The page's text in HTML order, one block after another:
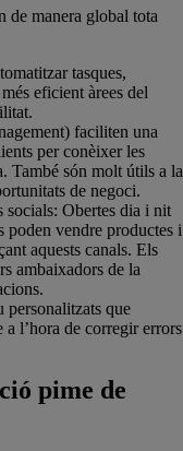
de manera global tota
tasques,
eficient àrees del
faciliten una
per conèixer les
També són molt útils a la
de negoci.
socials: Obertes dia i nit
poden vendre productes i
aquests canals. Els
ambaixadors de la
personalitzats que
l’hora de corregir errors
pime de